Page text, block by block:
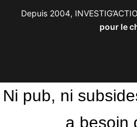
Depuis 2004,
pour le
Ni pub, ni
a besoin